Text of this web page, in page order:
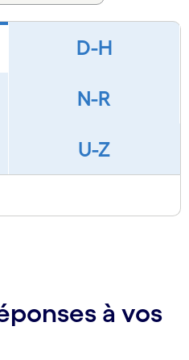
D-H
N-R
U-Z
à vos